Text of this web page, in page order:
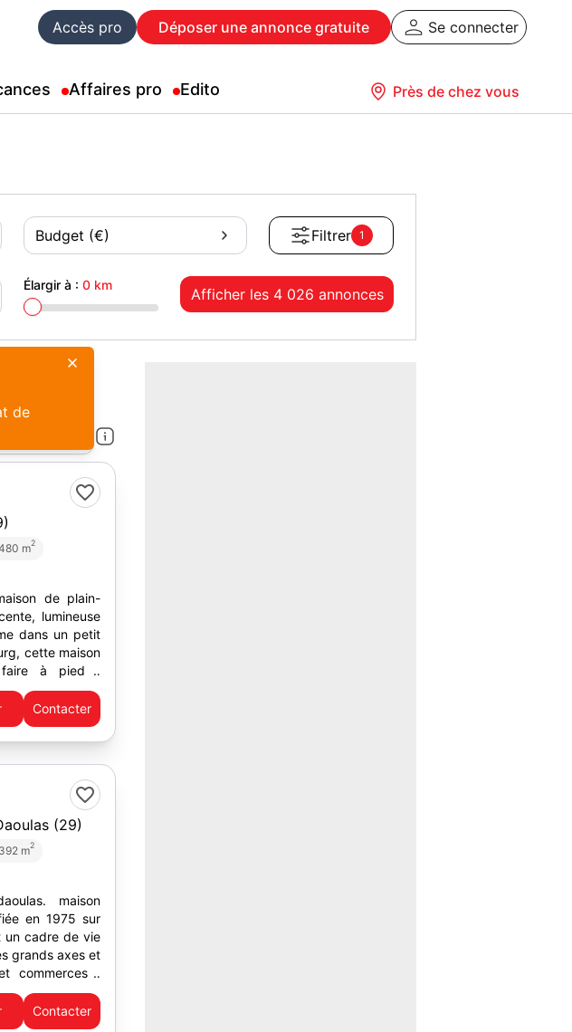
Accès pro Déposer une annonce gratuite Se connecter
Affaires pro Edito Près de chez vous
Budget (€) Filtrer 1
Élargir à :0 km
Afficher les 4 026 annonces
de
m2
de plain-
dans un petit
cette maison
à pied :
Contacter
(29)
m2
maison
en 1975 sur
un cadre de vie
grands axes et
commerces .
Contacter